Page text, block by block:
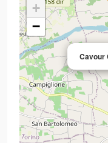
Cavour
+
−